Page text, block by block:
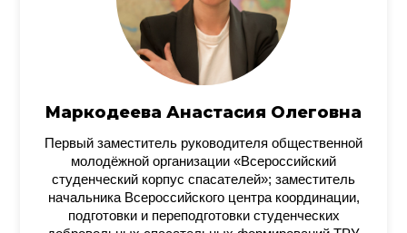
Маркодеева Анастасия Олеговна
Первый заместитель руководителя общественной
молодёжной организации «Всероссийский
студенческий корпус спасателей»; заместитель
начальника Всероссийского центра координации,
подготовки и переподготовки студенческих